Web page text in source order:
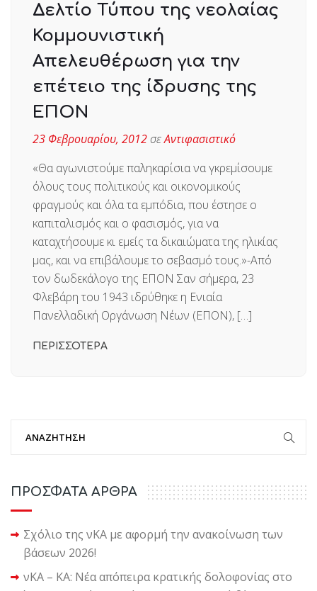
Δελτίο Τύπου της νεολαίας
Κομμουνιστική
Απελευθέρωση για την
επέτειο της ίδρυσης της
ΕΠΟΝ
23 Φεβρουαρίου, 2012σεΑντιφασιστικό
«Θα αγωνιστούμε παληκαρίσια να γκρεμίσουμε
όλους τους πολιτικούς και οικονομικούς
φραγμούς και όλα τα εμπόδια, που έστησε ο
καπιταλισμός και ο φασισμός, για να
καταχτήσουμε κι εμείς τα δικαιώματα της ηλικίας
μας, και να επιβάλουμε το σεβασμό τους.»-Από
τον δωδεκάλογο της ΕΠΟΝ Σαν σήμερα, 23
Φλεβάρη του 1943 ιδρύθηκε η Ενιαία
Πανελλαδική Οργάνωση Νέων (ΕΠΟΝ), […]
ΠΕΡΙΣΣΟΤΕΡΑ
ΠΡΟΣΦΑΤΑ ΑΡΘΡΑ
Σχόλιο της νΚΑ με αφορμή την ανακοίνωση των
βάσεων 2026!
νΚΑ – ΚΑ: Νέα απόπειρα κρατικής δολοφονίας στο